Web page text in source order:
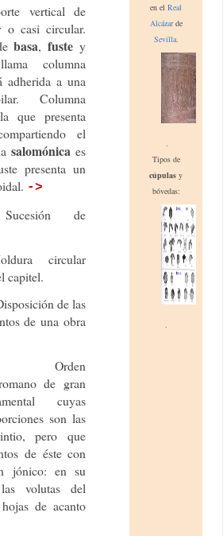
vertical de
o casi circular.
basa,fustey
columna
adherida a una
Columna
que presenta
el
salomónicaes
presenta un
->
de
circular
capitel.
de las
de una obra
de gran
cuyas
son las
pero que
de éste con
jónico: en su
volutas del
de acanto
en el Real
Alcázarde
Sevilla.
.
Tipos de
cúpulas y
bóvedas:
.